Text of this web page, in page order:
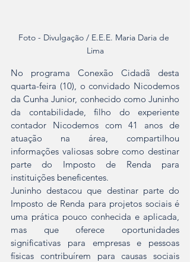
Foto - Divulgação / E.E.E. Maria Daria de
Lima
No programa Conexão Cidadã desta
quarta-feira (10), o convidado Nicodemos
da Cunha Junior, conhecido como Juninho
da contabilidade, filho do experiente
contador Nicodemos com 41 anos de
atuação na área, compartilhou
informações valiosas sobre como destinar
parte do Imposto de Renda para
instituições beneficentes.
Juninho destacou que destinar parte do
Imposto de Renda para projetos sociais é
uma prática pouco conhecida e aplicada,
mas que oferece oportunidades
significativas para empresas e pessoas
físicas contribuírem para causas sociais